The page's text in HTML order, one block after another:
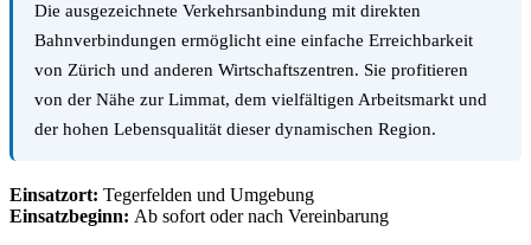
Die ausgezeichnete Verkehrsanbindung mit direkten
Bahnverbindungen ermöglicht eine einfache Erreichbarkeit
von Zürich und anderen Wirtschaftszentren. Sie profitieren
von der Nähe zur Limmat, dem vielfältigen Arbeitsmarkt und
der hohen Lebensqualität dieser dynamischen Region.
Einsatzort: Tegerfelden und Umgebung
Einsatzbeginn: Ab sofort oder nach Vereinbarung